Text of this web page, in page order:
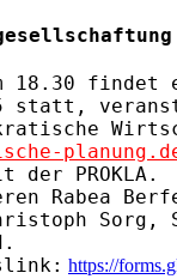
18.30 findet
statt,
der PROKLA.
Rabea
Sorg,
: https://